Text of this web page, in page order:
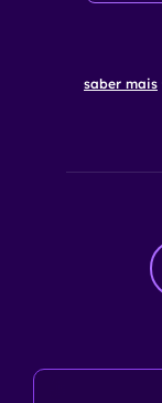
saber mais